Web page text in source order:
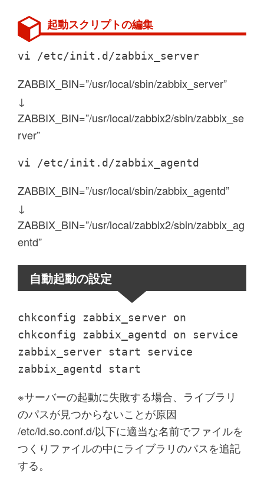
起動スクリプトの編集
vi /etc/init.d/zabbix_server
ZABBIX_BIN=”/usr/local/sbin/zabbix_server”
↓
ZABBIX_BIN=”/usr/local/zabbix2/sbin/zabbix_se
rver”
vi /etc/init.d/zabbix_agentd
ZABBIX_BIN=”/usr/local/sbin/zabbix_agentd”
↓
ZABBIX_BIN=”/usr/local/zabbix2/sbin/zabbix_ag
entd”
自動起動の設定
chkconfig zabbix_server on
chkconfig zabbix_agentd on service
zabbix_server start service
zabbix_agentd start
※サーバーの起動に失敗する場合、ライブラリ
のパスが見つからないことが原因
/etc/ld.so.conf.d/以下に適当な名前でファイルを
つくりファイルの中にライブラリのパスを追記
する。